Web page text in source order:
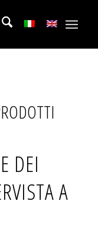
DEI
A